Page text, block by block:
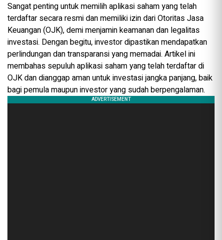
Sangat penting untuk memilih aplikasi saham yang telah
terdaftar secara resmi dan memiliki izin dari Otoritas Jasa
Keuangan (OJK), demi menjamin keamanan dan legalitas
investasi. Dengan begitu, investor dipastikan mendapatkan
perlindungan dan transparansi yang memadai. Artikel ini
membahas sepuluh aplikasi saham yang telah terdaftar di
OJK dan dianggap aman untuk investasi jangka panjang, baik
bagi pemula maupun investor yang sudah berpengalaman.